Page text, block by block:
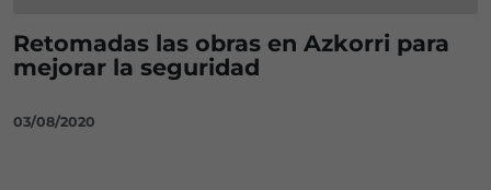
Retomadas las obras en Azkorri para
mejorar la seguridad
03/08/2020